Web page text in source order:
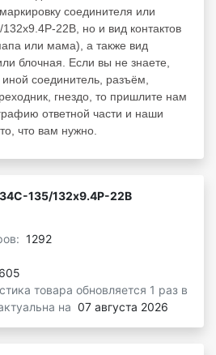
соединителя или
22В, но и вид контактов
или мама), а также вид
блочная. Если вы не знаете,
соединитель, разъём,
гнездо, то пришлите нам
ответной части и наши
что вам нужно.
135/132х9.4Р-22В
1292
605
товара обновляется 1 раз в
на 07 августа 2026